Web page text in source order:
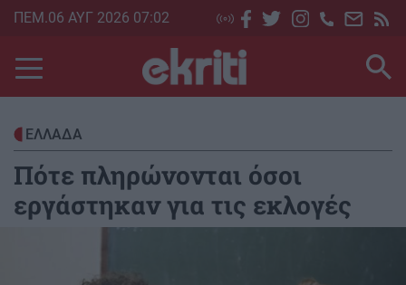
Skip
main
content
ΠΕΜ.06 ΑΥΓ 2026 07:02
ΕΛΛΑΔΑ
Πότε πληρώνονται όσοι
εργάστηκαν για τις εκλογές